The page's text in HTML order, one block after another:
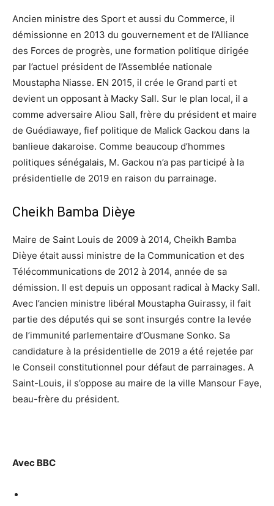
Ancien ministre des Sport et aussi du Commerce, il
démissionne en 2013 du gouvernement et de l’Alliance
des Forces de progrès, une formation politique dirigée
par l’actuel président de l’Assemblée nationale
Moustapha Niasse. EN 2015, il crée le Grand parti et
devient un opposant à Macky Sall. Sur le plan local, il a
comme adversaire Aliou Sall, frère du président et maire
de Guédiawaye, fief politique de Malick Gackou dans la
banlieue dakaroise. Comme beaucoup d’hommes
politiques sénégalais, M. Gackou n’a pas participé à la
présidentielle de 2019 en raison du parrainage.
Cheikh Bamba Dièye
Maire de Saint Louis de 2009 à 2014, Cheikh Bamba
Dièye était aussi ministre de la Communication et des
Télécommunications de 2012 à 2014, année de sa
démission. Il est depuis un opposant radical à Macky Sall.
Avec l’ancien ministre libéral Moustapha Guirassy, il fait
partie des députés qui se sont insurgés contre la levée
de l’immunité parlementaire d’Ousmane Sonko. Sa
candidature à la présidentielle de 2019 a été rejetée par
le Conseil constitutionnel pour défaut de parrainages. A
Saint-Louis, il s’oppose au maire de la ville Mansour Faye,
beau-frère du président.
Avec BBC